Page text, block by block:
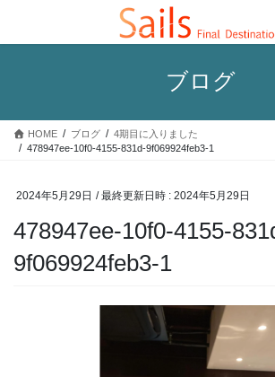
テ
ス
ゲ
ン
ブログ
HOME ブログ
4期目に入りました
478947ee-10f0-4155-831d-9f069924feb3-1
2024年5月29日 / 最終更新日時 : 2024年5月29日
478947ee-10f0-4155-
9f069924feb3-1